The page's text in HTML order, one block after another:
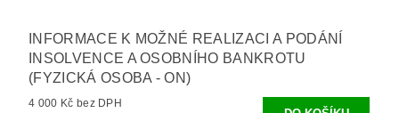
INFORMACE K MOŽNÉ REALIZACI A PODÁNÍ
INSOLVENCE A OSOBNÍHO BANKROTU
(FYZICKÁ OSOBA - ON)
4 000 Kč bez DPH